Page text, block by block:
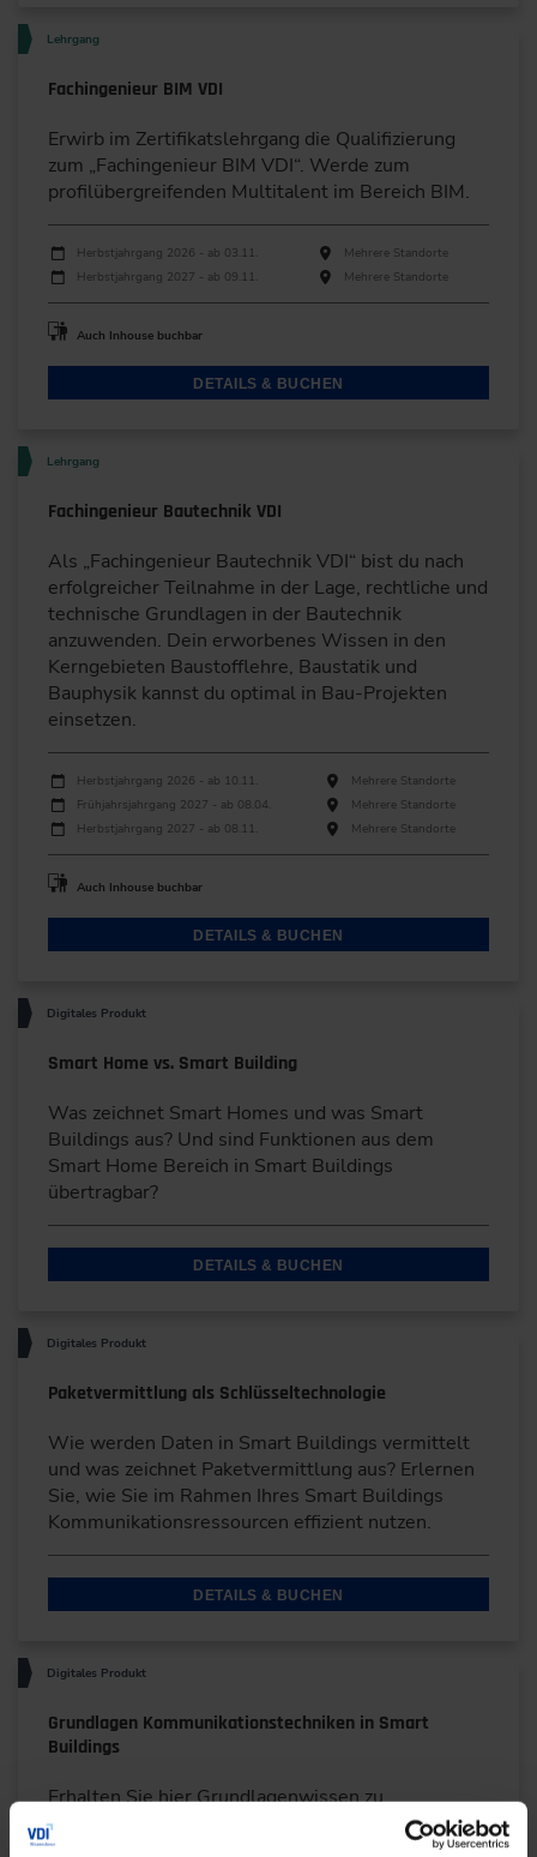
Lehrgang
Fachingenieur BIM VDI
Erwirb im Zertifikatslehrgang die Qualifizierung
zum „Fachingenieur BIM VDI“. Werde zum
profilübergreifenden Multitalent im Bereich BIM.
Durchführungen
Veranstaltungsdatum Veranstaltungsort
Herbstjahrgang 2026 - ab 03.11.
Mehrere Standorte
Herbstjahrgang 2027 - ab 09.11.
Mehrere Standorte
Auch Inhouse buchbar
DETAILS & BUCHEN
Lehrgang
Fachingenieur Bautechnik VDI
Als „Fachingenieur Bautechnik VDI“ bist du nach
erfolgreicher Teilnahme in der Lage, rechtliche und
technische Grundlagen in der Bautechnik
anzuwenden. Dein erworbenes Wissen in den
Kerngebieten Baustofflehre, Baustatik und
Bauphysik kannst du optimal in Bau-Projekten
einsetzen.
Durchführungen
Veranstaltungsdatum Veranstaltungsort
Herbstjahrgang 2026 - ab 10.11.
Mehrere Standorte
Frühjahrsjahrgang 2027 - ab 08.04.
Mehrere Standorte
Herbstjahrgang 2027 - ab 08.11.
Mehrere Standorte
Auch Inhouse buchbar
DETAILS & BUCHEN
Digitales Produkt
Smart Home vs. Smart Building
Was zeichnet Smart Homes und was Smart
Buildings aus? Und sind Funktionen aus dem
Smart Home Bereich in Smart Buildings
übertragbar?
DETAILS & BUCHEN
Digitales Produkt
Paketvermittlung als Schlüsseltechnologie
Wie werden Daten in Smart Buildings vermittelt
und was zeichnet Paketvermittlung aus? Erlernen
Sie, wie Sie im Rahmen Ihres Smart Buildings
Kommunikationsressourcen effizient nutzen.
DETAILS & BUCHEN
Digitales Produkt
Grundlagen Kommunikationstechniken in Smart
Buildings
Erhalten Sie hier Grundlagenwissen zu
Kommunikationstechniken in Smart Buildings
anhand zahlreicher Use Cases und Praxisbeispiele.